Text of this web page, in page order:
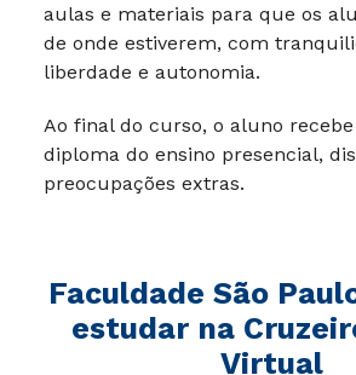
aulas e materiais para que os
de onde estiverem, com
liberdade e autonomia.
Ao final do curso, o aluno
diploma do ensino presencial,
preocupações extras.
Faculdade São
estudar na
Virtual